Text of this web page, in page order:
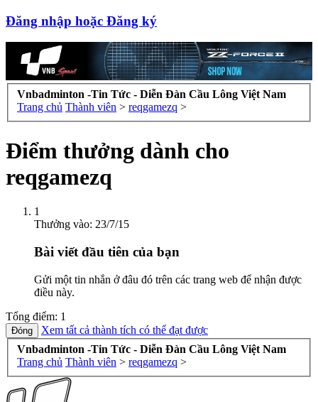
Đăng nhập hoặc Đăng ký
Vnbadminton -Tin Tức - Diễn Đàn Cầu Lông Việt Nam
Trang chủ Thành viên > reqgamezq >
Điểm thưởng dành cho
reqgamezq
1
Thưởng vào: 23/7/15
Bài viết đầu tiên của bạn
Gửi một tin nhắn ở đâu đó trên các trang web để nhận được
điều này.
Tổng điểm: 1
Xem tất cả thành tích có thể đạt được
Vnbadminton -Tin Tức - Diễn Đàn Cầu Lông Việt Nam
Trang chủ Thành viên > reqgamezq >